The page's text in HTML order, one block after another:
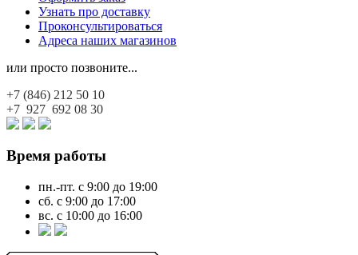
Узнать про доставку
Проконсультироваться
Адреса наших магазинов
или просто позвоните...
+7 (846) 212 50 10
+7 927 692 08 30
Время работы
пн.-пт. с 9:00 до 19:00
сб. с 9:00 до 17:00
вс. с 10:00 до 16:00